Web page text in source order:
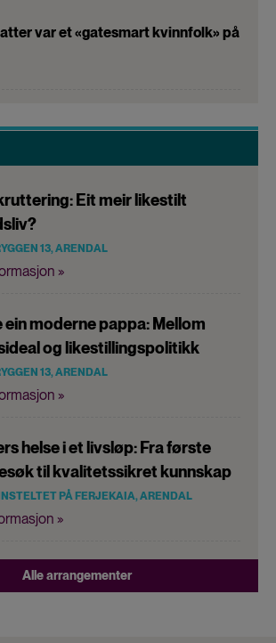
var et «gatesmart kvinnfolk» på
Eit meir likestilt
13, ARENDAL
»
ein moderne pappa: Mellom
og likestillingspolitikk
13, ARENDAL
»
helse i et livsløp: Fra første
til kvalitetssikret kunnskap
PÅ FERJEKAIA, ARENDAL
»
Alle arrangementer